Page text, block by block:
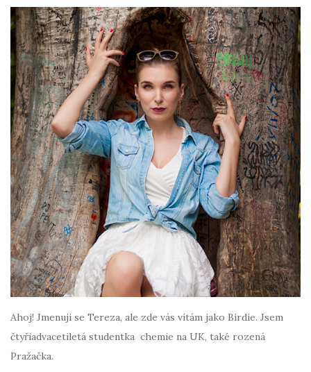
Ahoj! Jmenuji se Tereza, ale zde vás vítám jako Birdie. Jsem
čtyřiadvacetiletá studentka chemie na UK, také rozená
Pražačka.